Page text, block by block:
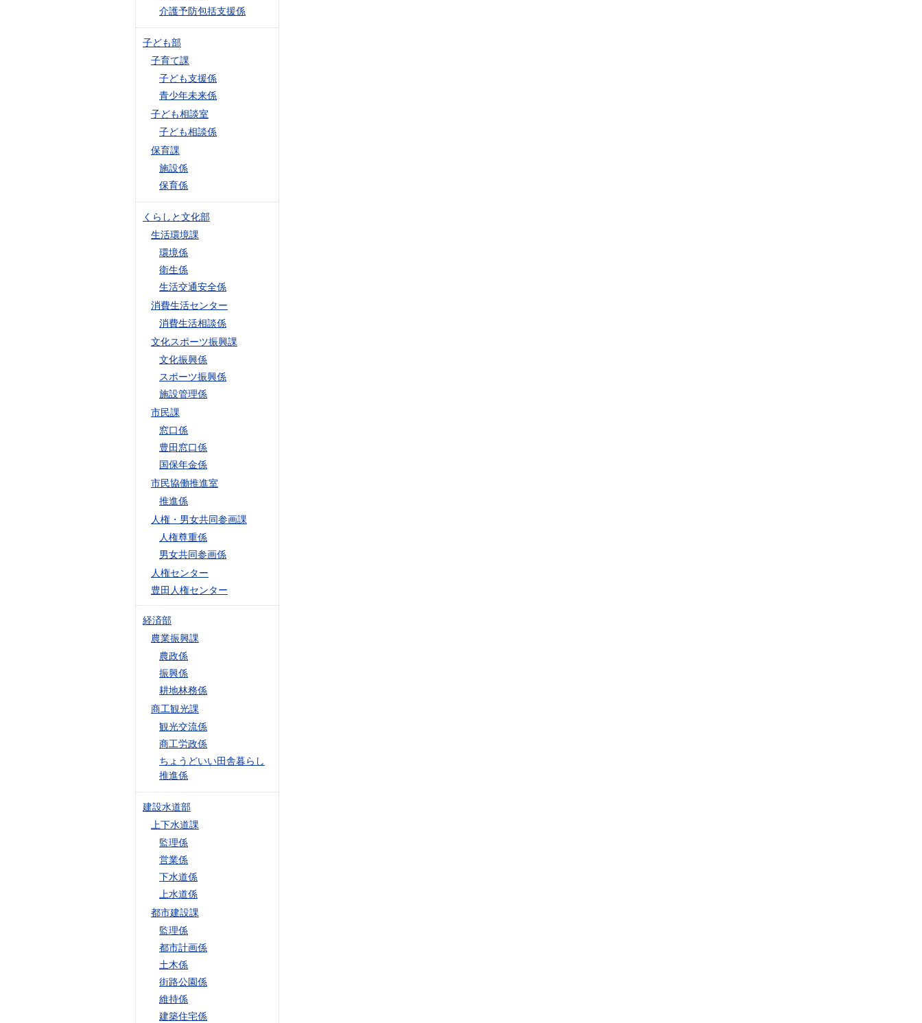
介護予防包括支援係
子ども部
子育て課
子ども支援係
青少年未来係
子ども相談室
子ども相談係
保育課
施設係
保育係
くらしと文化部
生活環境課
環境係
衛生係
生活交通安全係
消費生活センター
消費生活相談係
文化スポーツ振興課
文化振興係
スポーツ振興係
施設管理係
市民課
窓口係
豊田窓口係
国保年金係
市民協働推進室
推進係
人権・男女共同参画課
人権尊重係
男女共同参画係
人権センター
豊田人権センター
経済部
農業振興課
農政係
振興係
耕地林務係
商工観光課
観光交流係
商工労政係
ちょうどいい田舎暮らし
推進係
建設水道部
上下水道課
監理係
営業係
下水道係
上水道係
都市建設課
監理係
都市計画係
土木係
街路公園係
維持係
建築住宅係